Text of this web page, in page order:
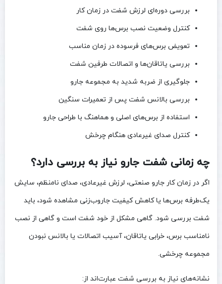
بررسی دوره‌ای لرزش شفت در زمان کار
کنترل وضعیت نصب برس‌ها روی شفت
تعویض برس‌های فرسوده در زمان مناسب
بررسی یاتاقان‌ها و اتصالات طرفین شفت
جلوگیری از ضربه شدید به مجموعه جارو
بررسی بالانس شفت پس از تعمیرات سنگین
استفاده از برس‌های اصلی و هماهنگ با طراحی جارو
کنترل صدای غیرعادی هنگام چرخش
چه زمانی شفت جارو نیاز به بررسی دارد؟
اگر در زمان کار جارو صنعتی، لرزش غیرعادی، صدای نامنظم، سایش
یک‌طرفه برس‌ها یا کاهش کیفیت جاروب‌زنی مشاهده شود، باید
شفت بررسی شود. گاهی مشکل از خود شفت است و گاهی از نصب
نامناسب برس، خرابی یاتاقان، آسیب اتصالات یا بالانس نبودن
مجموعه چرخشی.
نشانه‌های نیاز به بررسی شفت عبارت‌اند از: